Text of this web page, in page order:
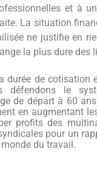
et à
La situation
ne justifie en
la plus dure des
durée de cotisation
défendons le
de départ à 60
en augmentant
profits des
pour un
du travail.